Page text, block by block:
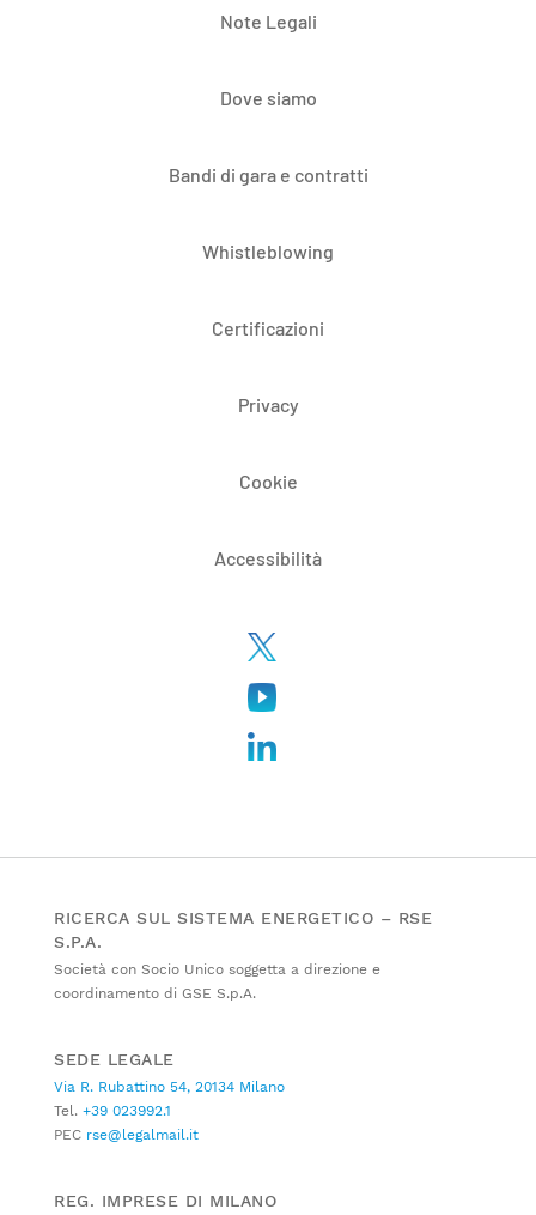
Note Legali
Dove siamo
Bandi di gara e contratti
Whistleblowing
Certificazioni
Privacy
Cookie
Accessibilità
RICERCA SUL SISTEMA ENERGETICO – RSE
S.P.A.
Società con Socio Unico soggetta a direzione e
coordinamento di GSE S.p.A.
SEDE LEGALE
Via R. Rubattino 54, 20134 Milano
Tel. +39 023992.1
PEC rse@legalmail.it
REG. IMPRESE DI MILANO